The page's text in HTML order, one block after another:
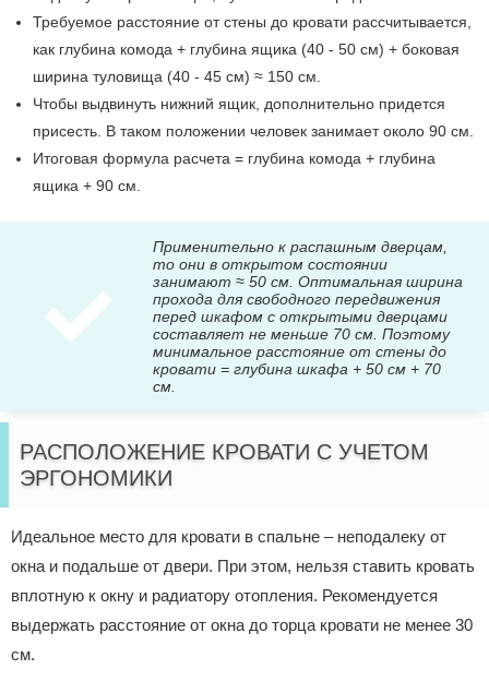
Требуемое расстояние от стены до кровати рассчитывается,
как глубина комода + глубина ящика (40 - 50 см) + боковая
ширина туловища (40 - 45 см) ≈ 150 см.
Чтобы выдвинуть нижний ящик, дополнительно придется
присесть. В таком положении человек занимает около 90 см.
Итоговая формула расчета = глубина комода + глубина
ящика + 90 см.
Применительно к распашным дверцам,
то они в открытом состоянии
занимают ≈ 50 см. Оптимальная ширина
прохода для свободного передвижения
перед шкафом с открытыми дверцами
составляет не меньше 70 см. Поэтому
минимальное расстояние от стены до
кровати = глубина шкафа + 50 см + 70
см.
РАСПОЛОЖЕНИЕ КРОВАТИ С УЧЕТОМ
ЭРГОНОМИКИ
Идеальное место для кровати в спальне – неподалеку от
окна и подальше от двери. При этом, нельзя ставить кровать
вплотную к окну и радиатору отопления. Рекомендуется
выдержать расстояние от окна до торца кровати не менее 30
см.